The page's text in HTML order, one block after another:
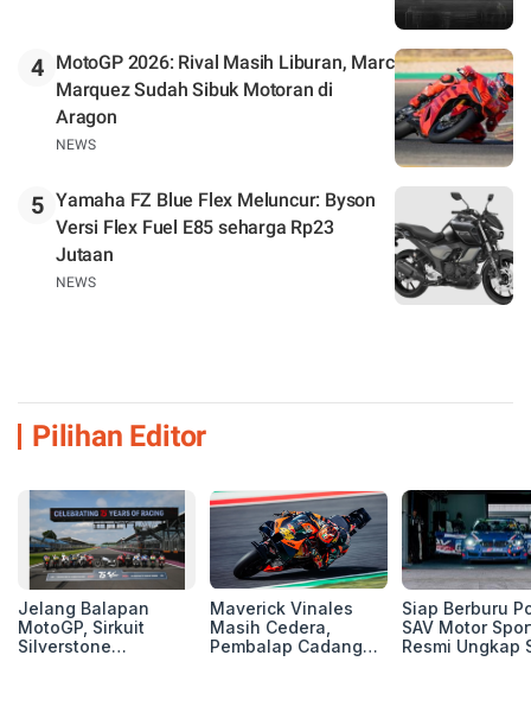
4
MotoGP 2026: Rival Masih Liburan, Marc
Marquez Sudah Sibuk Motoran di
Aragon
NEWS
5 Yamaha FZ Blue Flex Meluncur: Byson
Versi Flex Fuel E85 seharga Rp23
Jutaan
NEWS
Pilihan Editor
Jelang Balapan
MotoGP, Sirkuit
Silverstone
Maverick Vinales
Masih Cedera,
Pembalap Cadangan
Siap Berburu
SAV Motor
Resmi Ungkap